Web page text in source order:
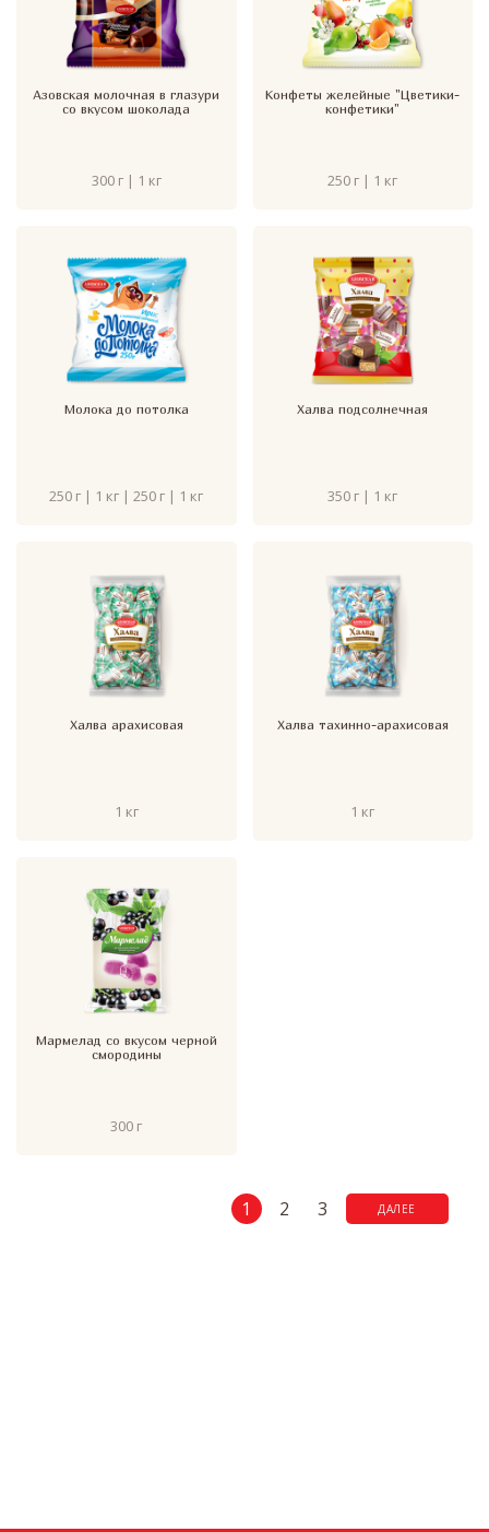
Азовская молочная в глазури
со вкусом шоколада
300 г | 1 кг
Конфеты желейные "Цветики-
конфетики"
250 г | 1 кг
Молока до потолка
250 г | 1 кг | 250 г | 1 кг
Халва подсолнечная
350 г | 1 кг
Халва арахисовая
1 кг
Халва тахинно-арахисовая
1 кг
Мармелад со вкусом черной
смородины
300 г
1 2 3 ДАЛЕЕ